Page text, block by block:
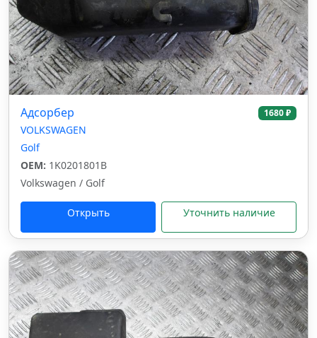
Адсорбер 1680 ₽
VOLKSWAGEN
Golf
OEM: 1K0201801B
Volkswagen / Golf
Открыть Уточнить наличие